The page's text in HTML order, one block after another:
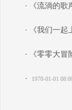
· 《流淌的歌
· 《我们一起
· 《零零大
· 1970-01-01